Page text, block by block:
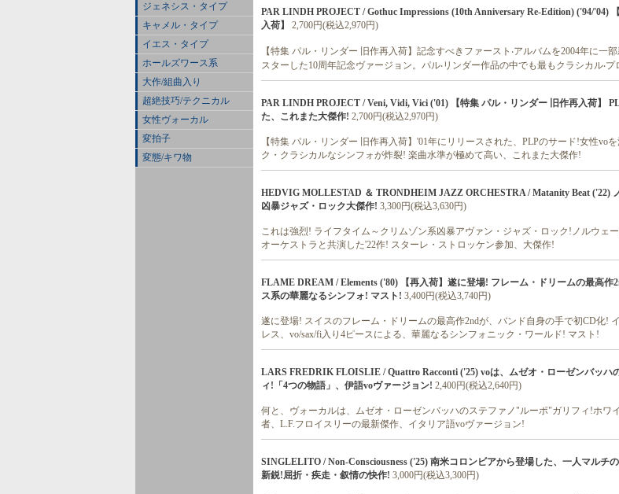
ジェネシス・タイプ
キャメル・タイプ
イエス・タイプ
ホールズワース系
大作/組曲入り
超絶技巧/テクニカル
女性ヴォーカル
変拍子
変態/キワ物
PAR LINDH PROJECT / Gothuc Impressions (10th Anniversary Re-Edition) ('94/'04)
入荷】
2,700円(税込2,970円)
【特集 パル・リンダー 旧作再入荷】記念すべきファースト‧アルバムを2004年に⼀
スターした10周年記念ヴァージョン。パル‧リンダー作品の中でも最もクラシカル‧
PAR LINDH PROJECT / Veni, Vidi, Vici ('01) 【特集 パル・リンダー 旧作再入荷】
た、これまた大傑作! 2,700円(税込2,970円)
【特集 パル・リンダー 旧作再入荷】'01年にリリースされた、PLPのサード!女性vo
ク・クラシカルなシンフォが炸裂! 楽曲水準が極めて高い、これまた大傑作!
HEDVIG MOLLESTAD ＆ TRONDHEIM JAZZ ORCHESTRA / Matanity Beat ('22)
凶暴ジャズ・ロック大傑作! 3,300円(税込3,630円)
これは強烈! ライフタイム～クリムゾン系凶暴アヴァン・ジャズ・ロック!ノルウェ
オーケストラと共演した'22作! スターレ・ストロッケン参加、大傑作!
FLAME DREAM / Elements ('80) 【再入荷】遂に登場! フレーム・ドリームの最高作
ス系の華麗なるシンフォ! マスト! 3,400円(税込3,740円)
遂に登場! スイスのフレーム・ドリームの最高作2ndが、バンド自身の手で初CD化!
レス、vo/sax/fi入り4ピースによる、華麗なるシンフォニック・ワールド! マスト!
LARS FREDRIK FLOISLIE / Quattro Racconti ('25) voは、ムゼオ・ローゼンバッハ
ィ!「4つの物語」、伊語voヴァージョン! 2,400円(税込2,640円)
何と、ヴォーカルは、ムゼオ・ローゼンバッハのステファノ"ルーポ"ガリフィ!ホワ
者、L.F.フロイスリーの最新傑作、イタリア語voヴァージョン!
SINGLELITO / Non-Consciousness ('25) 南米コロンビアから登場した、一人マルチ
新鋭!屈折・疾走・叙情の快作! 3,000円(税込3,300円)